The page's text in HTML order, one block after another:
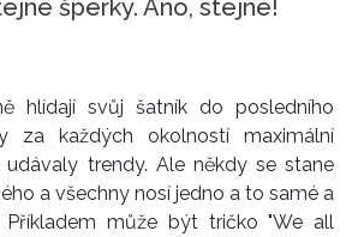
šperky. Ano, stejné!
hlídají svůj šatník do posledního
za každých okolností maximální
udávaly trendy. Ale někdy se stane
a všechny nosí jedno a to samé a
může být tričko "We all